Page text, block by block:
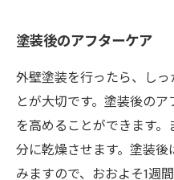
塗装後のアフターケア
外壁塗装を行ったら、し
とが大切です。塗装後の
を高めることができます
分に乾燥させます。塗装
みますので、おおよそ1週